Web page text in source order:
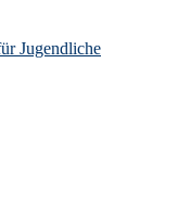
Jugendliche